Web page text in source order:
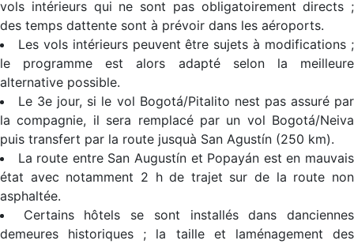
vols intérieurs qui ne sont pas obligatoirement directs ;
des temps dattente sont à prévoir dans les aéroports.
Les vols intérieurs peuvent être sujets à modifications ;
le programme est alors adapté selon la meilleure
alternative possible.
Le 3e jour, si le vol Bogotá/Pitalito nest pas assuré par
la compagnie, il sera remplacé par un vol Bogotá/Neiva
puis transfert par la route jusquà San Agustín (250 km).
La route entre San Augustín et Popayán est en mauvais
état avec notamment 2 h de trajet sur de la route non
asphaltée.
Certains hôtels se sont installés dans danciennes
demeures historiques ; la taille et laménagement des